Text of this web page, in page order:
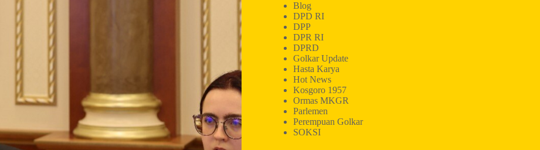
Blog
DPD RI
DPP
DPR RI
DPRD
Golkar Update
Hasta Karya
Hot News
Kosgoro 1957
Ormas MKGR
Parlemen
Perempuan Golkar
SOKSI